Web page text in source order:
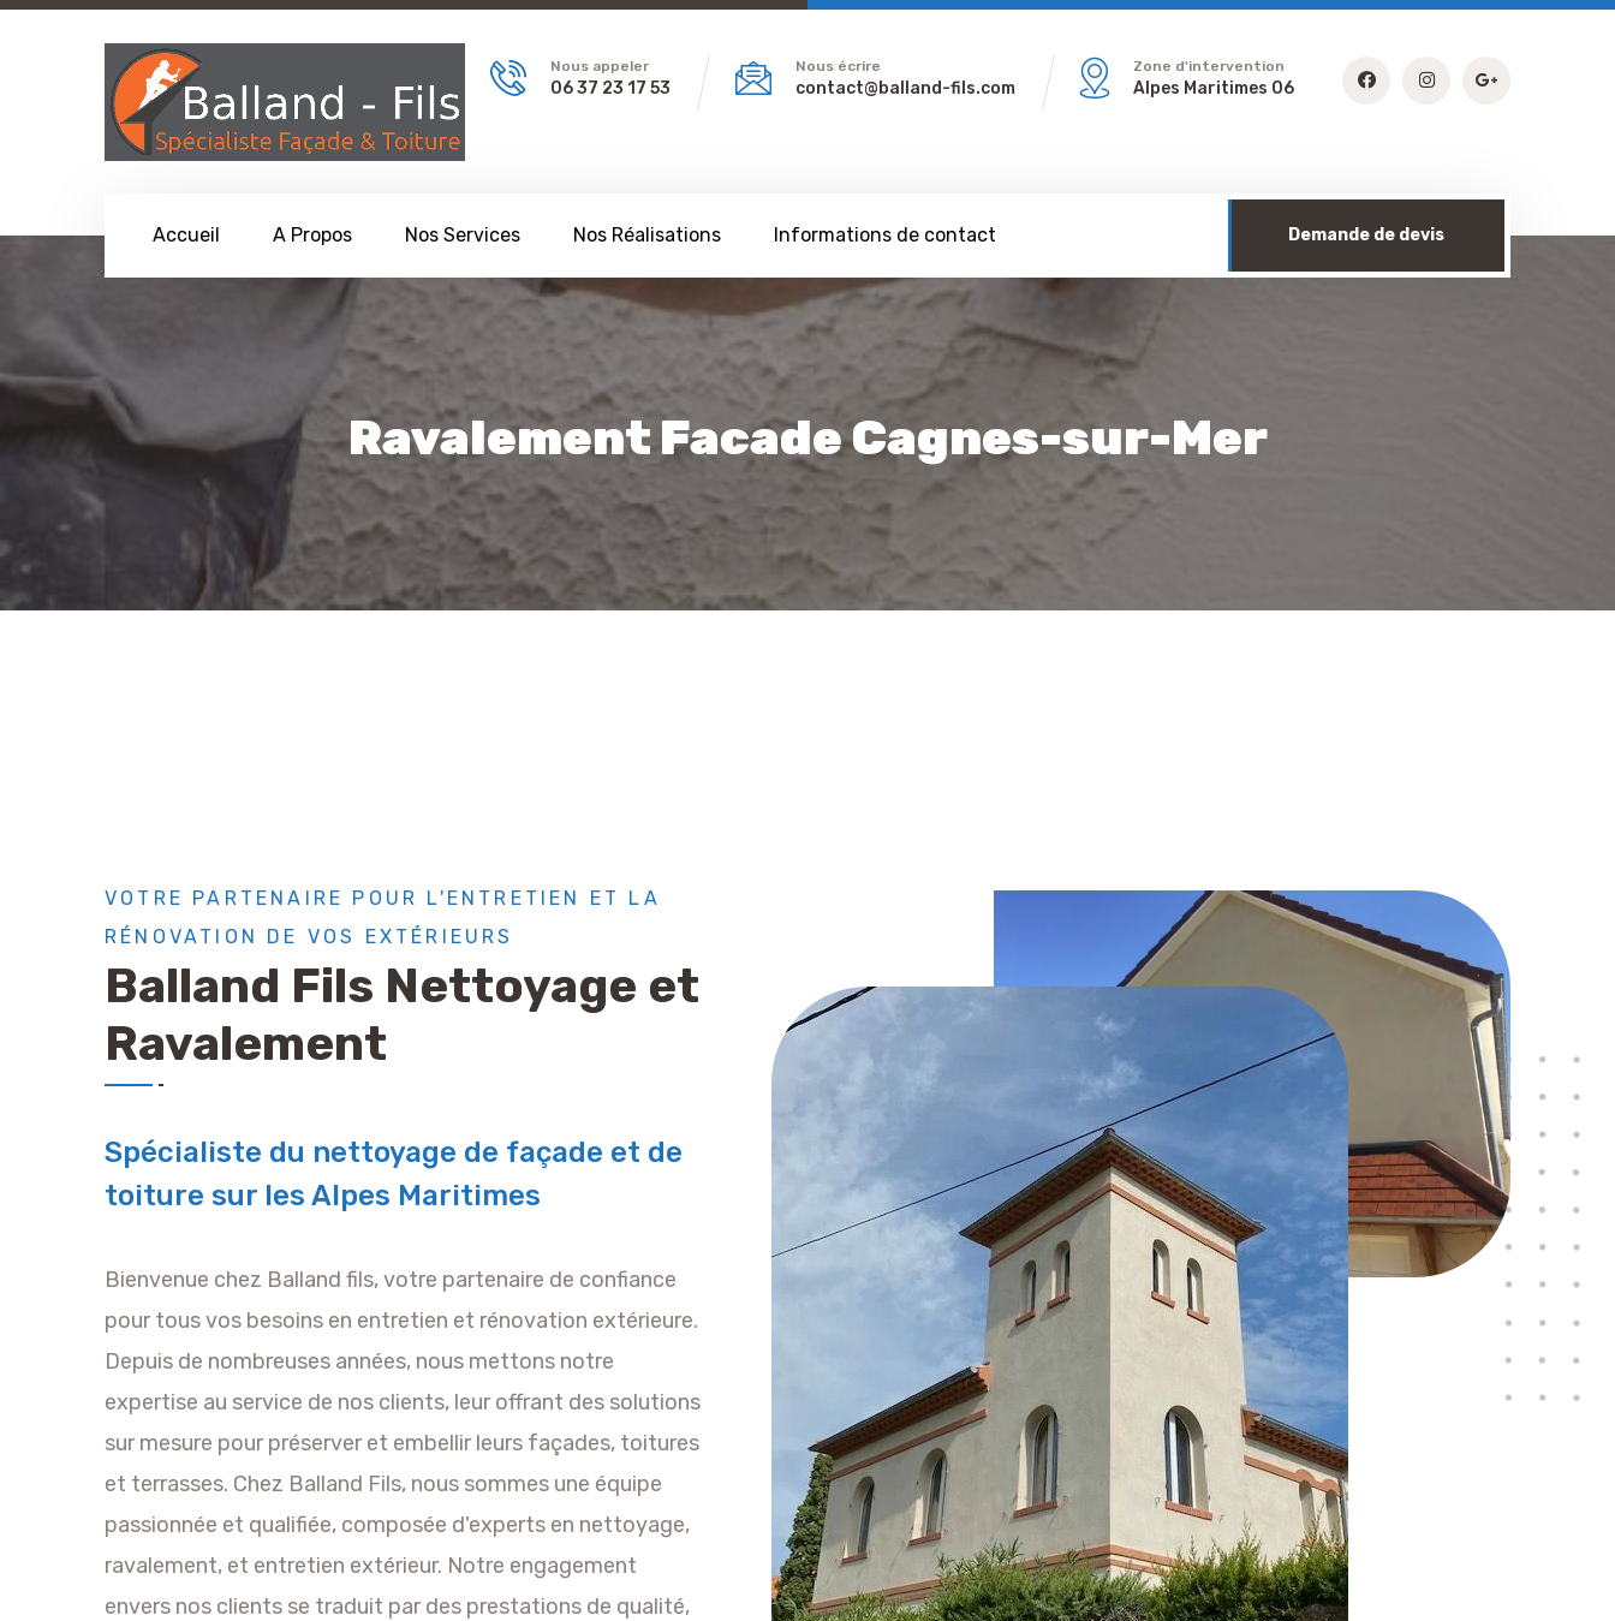
Nous appeler
06 37 23 17 53
Nous écrire
contact@balland-fils.com
Zone d'intervention
Alpes Maritimes 06
Accueil A Propos Nos Services Nos Réalisations Informations de contact Demande de devis
Ravalement Facade Cagnes-sur-Mer
VOTRE PARTENAIRE POUR L'ENTRETIEN ET LA
RÉNOVATION DE VOS EXTÉRIEURS
Balland Fils Nettoyage et
Ravalement
Spécialiste du nettoyage de façade et de
toiture sur les Alpes Maritimes
Bienvenue chez Balland fils, votre partenaire de confiance
pour tous vos besoins en entretien et rénovation extérieure.
Depuis de nombreuses années, nous mettons notre
expertise au service de nos clients, leur offrant des solutions
sur mesure pour préserver et embellir leurs façades, toitures
et terrasses. Chez Balland Fils, nous sommes une équipe
passionnée et qualifiée, composée d'experts en nettoyage,
ravalement, et entretien extérieur. Notre engagement
envers nos clients se traduit par des prestations de qualité,